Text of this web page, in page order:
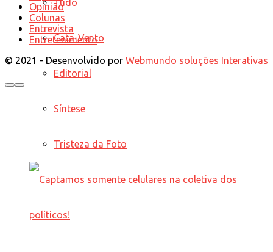
Tudo
Cata-Vento
Editorial
Síntese
Tristeza da Foto
Opinião
Colunas
Entrevista
Entretenimento
© 2021 - Desenvolvido por Webmundo soluções Interativas